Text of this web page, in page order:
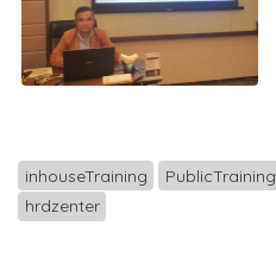
inhouseTraining PublicTraining
hrdzenter